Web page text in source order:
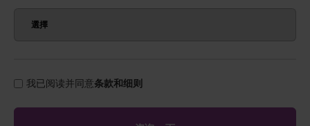
我已阅读并同意条款和细则